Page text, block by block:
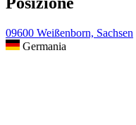
09600 Weißenborn, Sachsen
Germania